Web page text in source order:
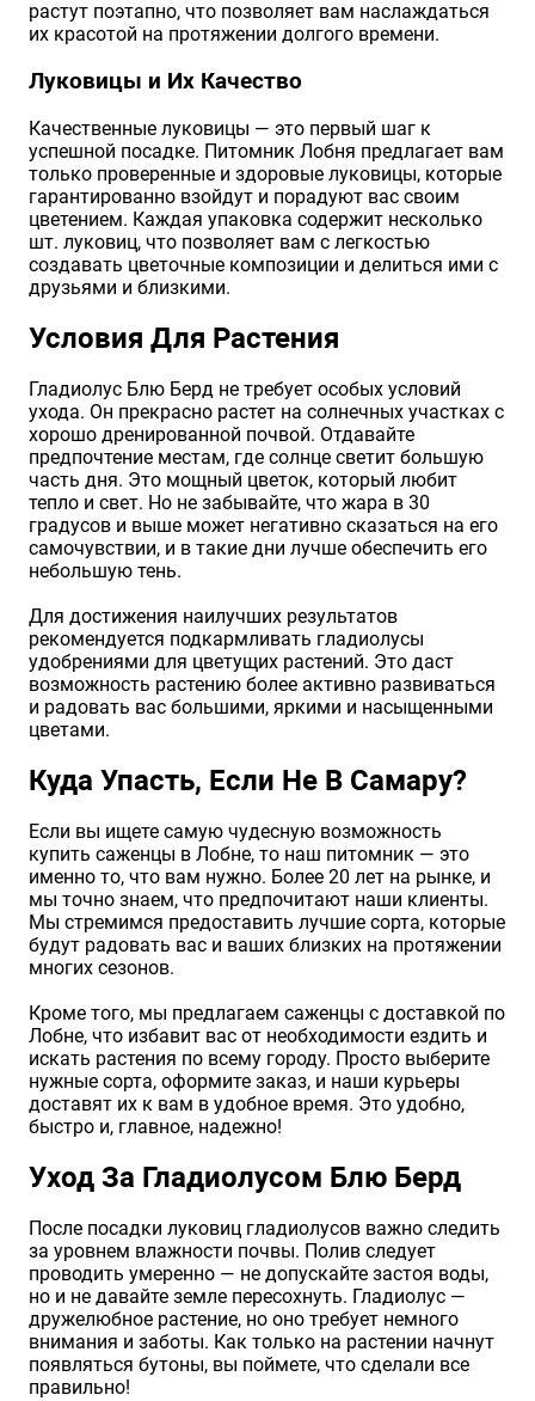
растут поэтапно, что позволяет вам наслаждаться
их красотой на протяжении долгого времени.
Луковицы и Их Качество
Качественные луковицы — это первый шаг к
успешной посадке. Питомник Лобня предлагает вам
только проверенные и здоровые луковицы, которые
гарантированно взойдут и порадуют вас своим
цветением. Каждая упаковка содержит несколько
шт. луковиц, что позволяет вам с легкостью
создавать цветочные композиции и делиться ими с
друзьями и близкими.
Условия Для Растения
Гладиолус Блю Берд не требует особых условий
ухода. Он прекрасно растет на солнечных участках с
хорошо дренированной почвой. Отдавайте
предпочтение местам, где солнце светит большую
часть дня. Это мощный цветок, который любит
тепло и свет. Но не забывайте, что жара в 30
градусов и выше может негативно сказаться на его
самочувствии, и в такие дни лучше обеспечить его
небольшую тень.
Для достижения наилучших результатов
рекомендуется подкармливать гладиолусы
удобрениями для цветущих растений. Это даст
возможность растению более активно развиваться
и радовать вас большими, яркими и насыщенными
цветами.
Куда Упасть, Если Не В Самару?
Если вы ищете самую чудесную возможность
купить саженцы в Лобне, то наш питомник — это
именно то, что вам нужно. Более 20 лет на рынке, и
мы точно знаем, что предпочитают наши клиенты.
Мы стремимся предоставить лучшие сорта, которые
будут радовать вас и ваших близких на протяжении
многих сезонов.
Кроме того, мы предлагаем саженцы с доставкой по
Лобне, что избавит вас от необходимости ездить и
искать растения по всему городу. Просто выберите
нужные сорта, оформите заказ, и наши курьеры
доставят их к вам в удобное время. Это удобно,
быстро и, главное, надежно!
Уход За Гладиолусом Блю Берд
После посадки луковиц гладиолусов важно следить
за уровнем влажности почвы. Полив следует
проводить умеренно — не допускайте застоя воды,
но и не давайте земле пересохнуть. Гладиолус —
дружелюбное растение, но оно требует немного
внимания и заботы. Как только на растении начнут
появляться бутоны, вы поймете, что сделали все
правильно!